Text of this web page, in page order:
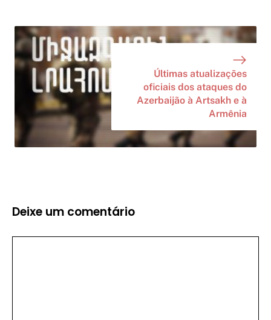
Últimas atualizações
oficiais dos ataques do
Azerbaijão à Artsakh e à
Armênia
Deixe um comentário